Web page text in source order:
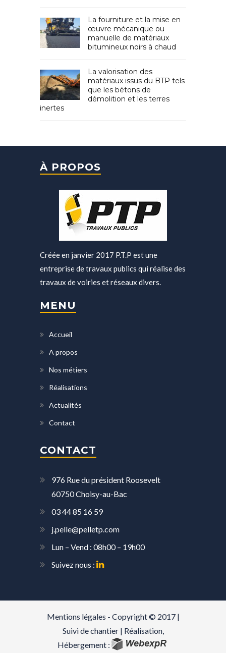
La fourniture et la mise en
œuvre mécanique ou
manuelle de matériaux
bitumineux noirs à chaud
La valorisation des
matériaux issus du BTP tels
que les bétons de
démolition et les terres
inertes
À PROPOS
Créée en janvier 2017 P.T.P est une
entreprise de travaux publics qui réalise des
travaux de voiries et réseaux divers.
MENU
Accueil
A propos
Nos métiers
Réalisations
Actualités
Contact
CONTACT
976 Rue du président Roosevelt
60750 Choisy-au-Bac
03 44 85 16 59
j.pelle@pelletp.com
Lun – Vend : 08h00 – 19h00
Suivez nous :
Mentions légales - Copyright © 2017 |
Suivi de chantier| Réalisation,
Hébergement :